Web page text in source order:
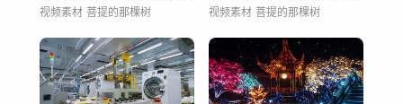
视频素材 菩提的那棵树 视频素材 菩提的那棵树